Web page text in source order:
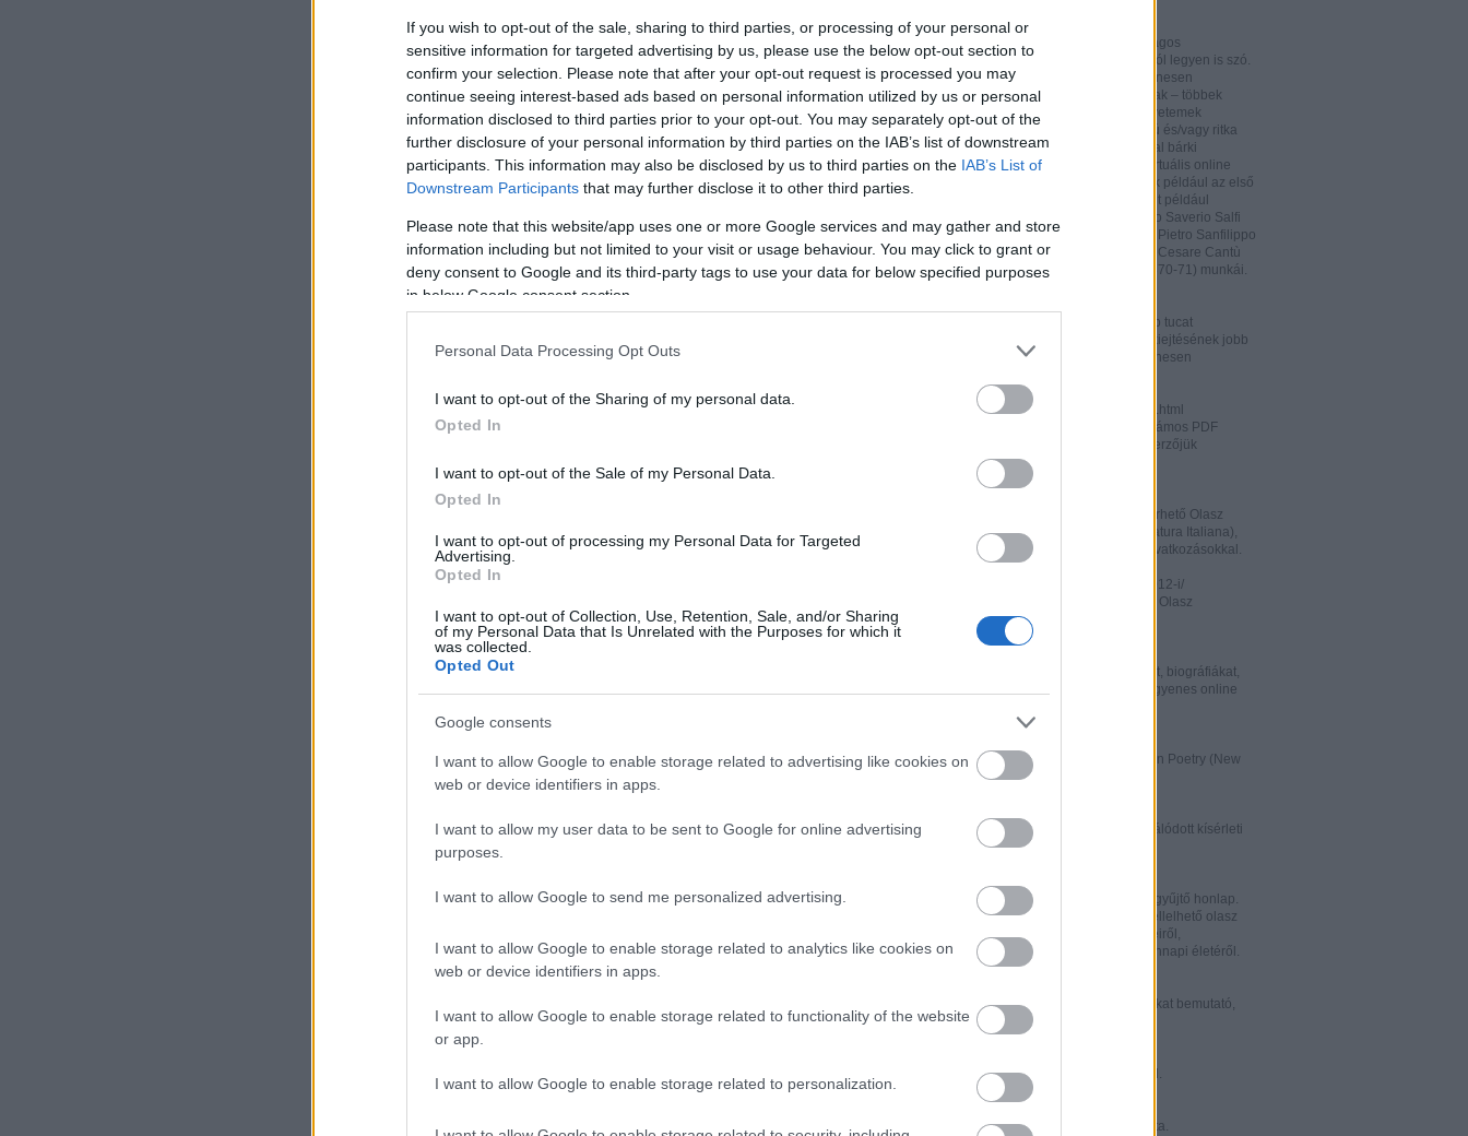
If you wish to opt-out of the sale, sharing to third parties, or processing of your personal or
sensitive information for targeted advertising by us, please use the below opt-out section to
confirm your selection. Please note that after your opt-out request is processed you may
continue seeing interest-based ads based on personal information utilized by us or personal
information disclosed to third parties prior to your opt-out. You may separately opt-out of the
further disclosure of your personal information by third parties on the IAB’s list of downstream
participants. This information may also be disclosed by us to third parties on the IAB’s List of
Downstream Participants that may further disclose it to other third parties.
Please note that this website/app uses one or more Google services and may gather and store
information including but not limited to your visit or usage behaviour. You may click to grant or
deny consent to Google and its third-party tags to use your data for below specified purposes
in below Google consent section.
Personal Data Processing Opt Outs
I want to opt-out of the Sharing of my personal data.
Opted In
I want to opt-out of the Sale of my Personal Data.
Opted In
I want to opt-out of processing my Personal Data for Targeted
Advertising.
Opted In
I want to opt-out of Collection, Use, Retention, Sale, and/or Sharing
of my Personal Data that Is Unrelated with the Purposes for which it
was collected.
Opted Out
Google consents
I want to allow Google to enable storage related to advertising like cookies on
web or device identifiers in apps.
I want to allow my user data to be sent to Google for online advertising
purposes.
I want to allow Google to send me personalized advertising.
I want to allow Google to enable storage related to analytics like cookies on
web or device identifiers in apps.
I want to allow Google to enable storage related to functionality of the website
or app.
I want to allow Google to enable storage related to personalization.
http://books.google.it/
A könyveknek és folyóiratoknak valóságos
kincseskamrája ez, bármelyik századról legyen is szó.
Ezen az oldalon olvashatóak és ingyenesen
letölthetőek minden nemzetiségű írónak – többek
között olaszoknak is – az amerikai egyetemek
könyvtáraiban digitalizált, első kiadású és/vagy ritka
könyvei. Egy Google vagy Gmail fiókkal bárki
létrehozhatja és megőrizheti a saját virtuális online
könyvtárát. A honlapon megtalálhatóak például az első
olasz irodalomtörténeti munkák is, mint például
Girolamo Tiraboschi (1825), Francesco Saverio Salfi
(1834), Giuseppe Maffei (1852-1853), Pietro Sanfilippo
(1859), Paolo Emiliani-Giudici (1863), Cesare Cantù
(1865) vagy Francesco De Sanctis (1870-71) munkái.
2.495 e-könyv, 6.320 zenei darab, több tucat
hangoskönyv segíthet az olasz nyelv kiejtésének jobb
elsajátításában. Valamennyi file ingyenesen
http://www.letteraturaitaliana.net/index.html
Az előzőhöz nagyon hasonló oldal, számos PDF
formátumú olasz irodalmi művel és szerzőjük
életrajzával gazdagítva.
Antonio Piromalli ingyenesen hozzáférhető Olasz
irodalomtörténet-e (Storia della Letteratura Italiana),
digitális keresőprogrammal és hiperhivatkozásokkal.
http://www3.unibo.it/boll900/numeri/2012-i/
«Bollettino '900». A Bolognai Egyetem Olasz
Tanszékének online folyóirata.
Régi és kortárs olasz irodalmi műveket, biográfiákat,
szerzőket és recenziókat bemutató, ingyenes online
Gradiva - International Journal of Italian Poetry (New
York - Roma)
Az iskolai irodalomoktatásra specializálódott kísérleti
folyóirat.
A világ italianisztikai folyóiratait egybegyűjtő honlap.
Számos információt kínál a világban fellelhető olasz
tanszékek folyóiratairól, kiadott könyveiről,
publikációiról, ösztöndíjairól és mindennapi életéről.
Régi és ritka történelmi dokumentumokat bemutató,
érdekes és könnyen átlátható honlap.
Irodalmi és egyéb témákat kínáló oldal.
A rangos olasz folyóirat online változata.